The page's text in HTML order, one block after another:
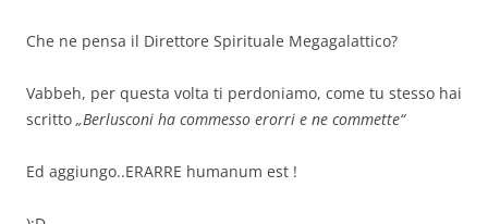
Che ne pensa il Direttore Spirituale Megagalattico?
Vabbeh, per questa volta ti perdoniamo, come tu stesso hai
scritto „Berlusconi ha commesso erorri e ne commette“
Ed aggiungo..ERARRE humanum est !